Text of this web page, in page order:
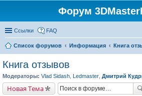
Форум
Ссылки FAQ
Список форумов Информация
Книга
Книга отзывов
Модераторы: Vlad Sidash Ledmaster Дмитрий
Новая Тема